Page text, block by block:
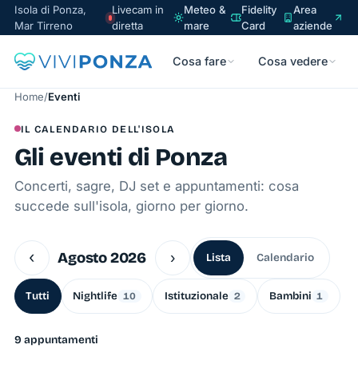
Isola di Ponza,
Mar Tirreno
Livecam in
diretta
Meteo &
mare
Fidelity
Card
Area
aziende
Cosa fare Cosa vedere
Home/Eventi
IL CALENDARIO DELL'ISOLA
Gli eventi di Ponza
Concerti, sagre, DJ set e appuntamenti: cosa
succede sull'isola, giorno per giorno.
‹ Agosto 2026 › Lista Calendario
Tutti Nightlife 10 Istituzionale 2 Bambini 1
9 appuntamenti